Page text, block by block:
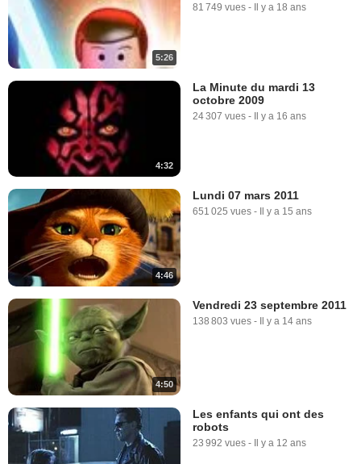
5:26
81 749 vues - Il y a 18 ans
4:32
La Minute du mardi 13
octobre 2009
24 307 vues - Il y a 16 ans
4:46
Lundi 07 mars 2011
651 025 vues - Il y a 15 ans
4:50
Vendredi 23 septembre 2011
138 803 vues - Il y a 14 ans
Les enfants qui ont des
robots
23 992 vues - Il y a 12 ans